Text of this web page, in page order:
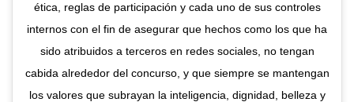
ética, reglas de participación y cada uno de sus controles
internos con el fin de asegurar que hechos como los que ha
sido atribuidos a terceros en redes sociales, no tengan
cabida alrededor del concurso, y que siempre se mantengan
los valores que subrayan la inteligencia, dignidad, belleza y